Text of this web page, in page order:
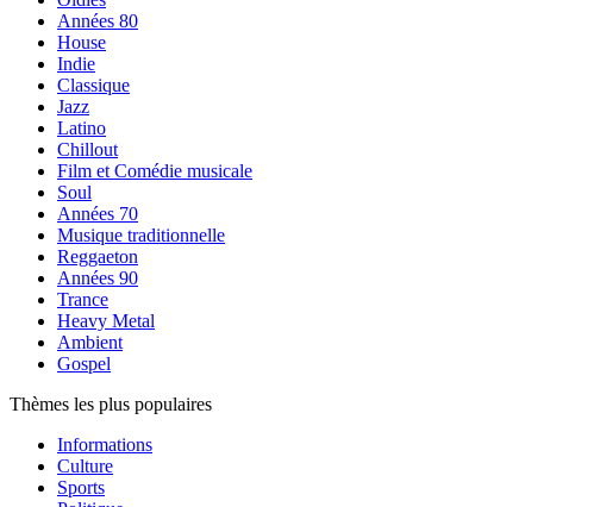
Années 80
House
Indie
Classique
Jazz
Latino
Chillout
Film et Comédie musicale
Soul
Années 70
Musique traditionnelle
Reggaeton
Années 90
Trance
Heavy Metal
Ambient
Gospel
Thèmes les plus populaires
Informations
Culture
Sports